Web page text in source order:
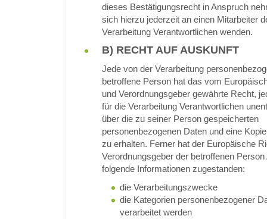
dieses Bestätigungsrecht in Anspruch
sich hierzu jederzeit an einen Mitarbeiter
Verarbeitung Verantwortlichen wenden.
B) RECHT AUF AUSKUNFT
Jede von der Verarbeitung
betroffene Person hat das vom
und Verordnungsgeber gewährte Recht,
für die Verarbeitung Verantwortlichen
über die zu seiner Person gespeicherten
personenbezogenen Daten und eine
zu erhalten. Ferner hat der Europäische
Verordnungsgeber der betroffenen
folgende Informationen zugestanden:
die Verarbeitungszwecke
die Kategorien personenbezogener
verarbeitet werden